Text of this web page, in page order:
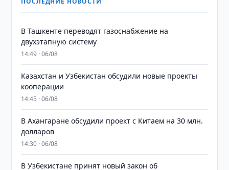
В Ташкенте переводят газоснабжение на
двухэтапную систему
14:49 · 06/08
Казахстан и Узбекистан обсудили новые проекты
кооперации
14:45 · 06/08
В Ахангаране обсудили проект с Китаем на 30 млн.
долларов
14:30 · 06/08
В Узбекистане принят новый закон об